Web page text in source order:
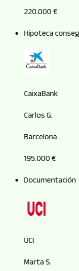
220.000 €
Hipoteca
CaixaBank
Carlos G.
Barcelona
195.000 €
Documentación
UCI
Marta S.